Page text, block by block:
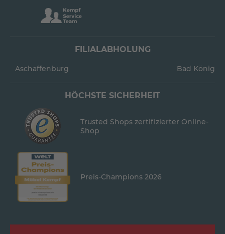
FILIALABHOLUNG
Aschaffenburg Bad König
HÖCHSTE SICHERHEIT
Trusted Shops zertifizierter Online-
Shop
Preis-Champions 2026